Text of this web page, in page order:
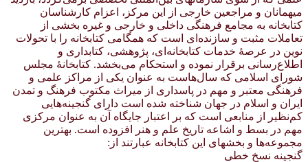
میهمانان و مراجعین خارجی از این مرکز، اعزام کارشناسان
کتابخانه به مجامع فرهنگی داخلی و خارجی و غیره بخشی از
تعاملات مثبت و سازنده‌ای است که همگامی کتابخانه را با تحولات
نوین در عرصهٔ خدمات کتابخانه‌ای، پژوهشی، کتابداری و
اطلاع‌رسانی برقرار نموده و استحکام می‌بخشد. کتابخانهٔ مجلس
شورای اسلامی که سال‌هاست به عنوان یکی از مراکز علمی و
فرهنگی معتبر و مهم در پاسداری از میراث مکتوب فرهنگ و تمدن
ایران و اسلام در جهان شناخته شده است دارای گنجینه‌هایی
کم‌نظیر از منابعی است که بر اعتبار جایگاه آن به عنوان مرکزی
مهم در بسط و اشاعه تاریخ علم و هنر افزوده است. بهترین
مجموعه‌ها و بخشهای این کتابخانه عبارتند از:
گنجینه نسخ خطی